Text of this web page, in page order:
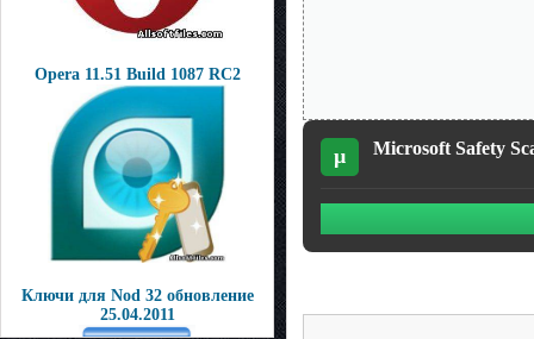
Opera 11.51 Build 1087 RC2
Ключи для Nod 32 обновление
25.04.2011
µ Microsoft Safety